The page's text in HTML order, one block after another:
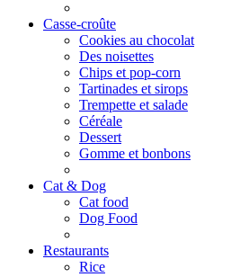
Casse-croûte
Cookies au chocolat
Des noisettes
Chips et pop-corn
Tartinades et sirops
Trempette et salade
Céréale
Dessert
Gomme et bonbons
Cat & Dog
Cat food
Dog Food
Restaurants
Rice